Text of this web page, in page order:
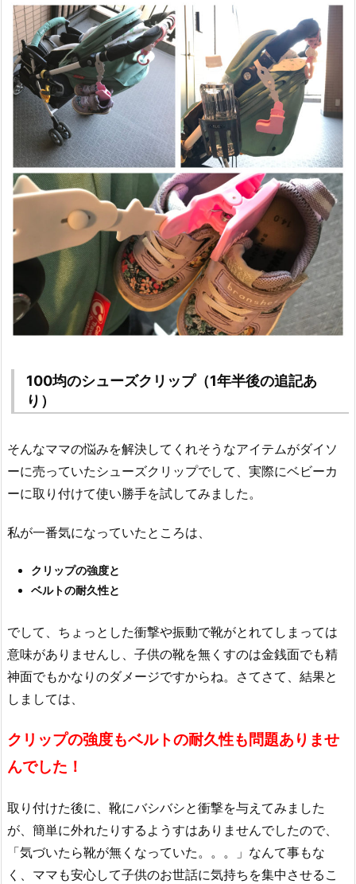
100均のシューズクリップ（1年半後の追記あ
り）
そんなママの悩みを解決してくれそうなアイテムがダイソ
ーに売っていたシューズクリップでして、実際にベビーカ
ーに取り付けて使い勝手を試してみました。
私が一番気になっていたところは、
クリップの強度と
ベルトの耐久性と
でして、ちょっとした衝撃や振動で靴がとれてしまっては
意味がありませんし、子供の靴を無くすのは金銭面でも精
神面でもかなりのダメージですからね。さてさて、結果と
しましては、
クリップの強度もベルトの耐久性も問題ありませ
んでした！
取り付けた後に、靴にバシバシと衝撃を与えてみました
が、簡単に外れたりするようすはありませんでしたので、
「気づいたら靴が無くなっていた。。。」なんて事もな
く、ママも安心して子供のお世話に気持ちを集中させるこ